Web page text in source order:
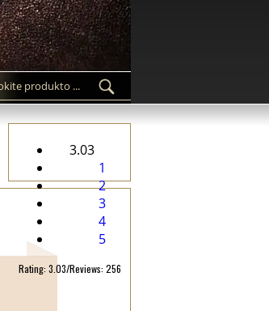
3.03
1
2
3
4
5
Rating: 3.03/Reviews: 256